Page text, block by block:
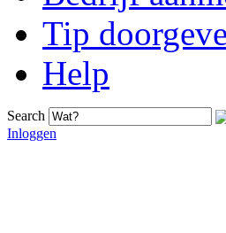
Tip
Help
Search
Inloggen